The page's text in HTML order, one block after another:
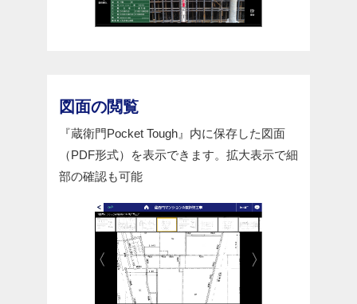
図面の閲覧
『蔵衛門Pocket Tough』内に保存した図面
（PDF形式）を表示できます。拡大表示で細
部の確認も可能